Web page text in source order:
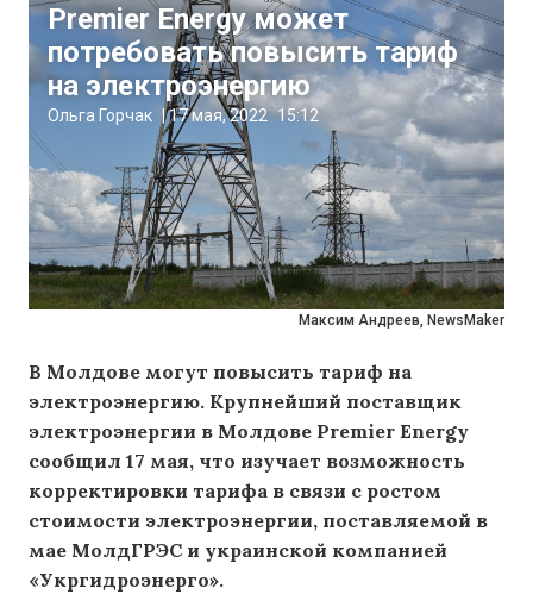
Максим Андреев, NewsMaker
Premier Energy может
потребовать повысить тариф
на электроэнергию
Ольга Горчак |17 мая, 2022 15:12
В Молдове могут повысить тариф на
электроэнергию. Крупнейший поставщик
электроэнергии в Молдове Premier Energy
сообщил 17 мая, что изучает возможность
корректировки тарифа в связи с ростом
стоимости электроэнергии, поставляемой в
мае МолдГРЭС и украинской компанией
«Укргидроэнерго».